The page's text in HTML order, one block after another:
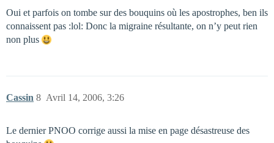
Oui et parfois on tombe sur des bouquins où les apostrophes, ben ils
connaissent pas :lol: Donc la migraine résultante, on n’y peut rien
non plus
Cassin Avril 14, 2006, 3:26
8
Le dernier PNOO corrige aussi la mise en page désastreuse des